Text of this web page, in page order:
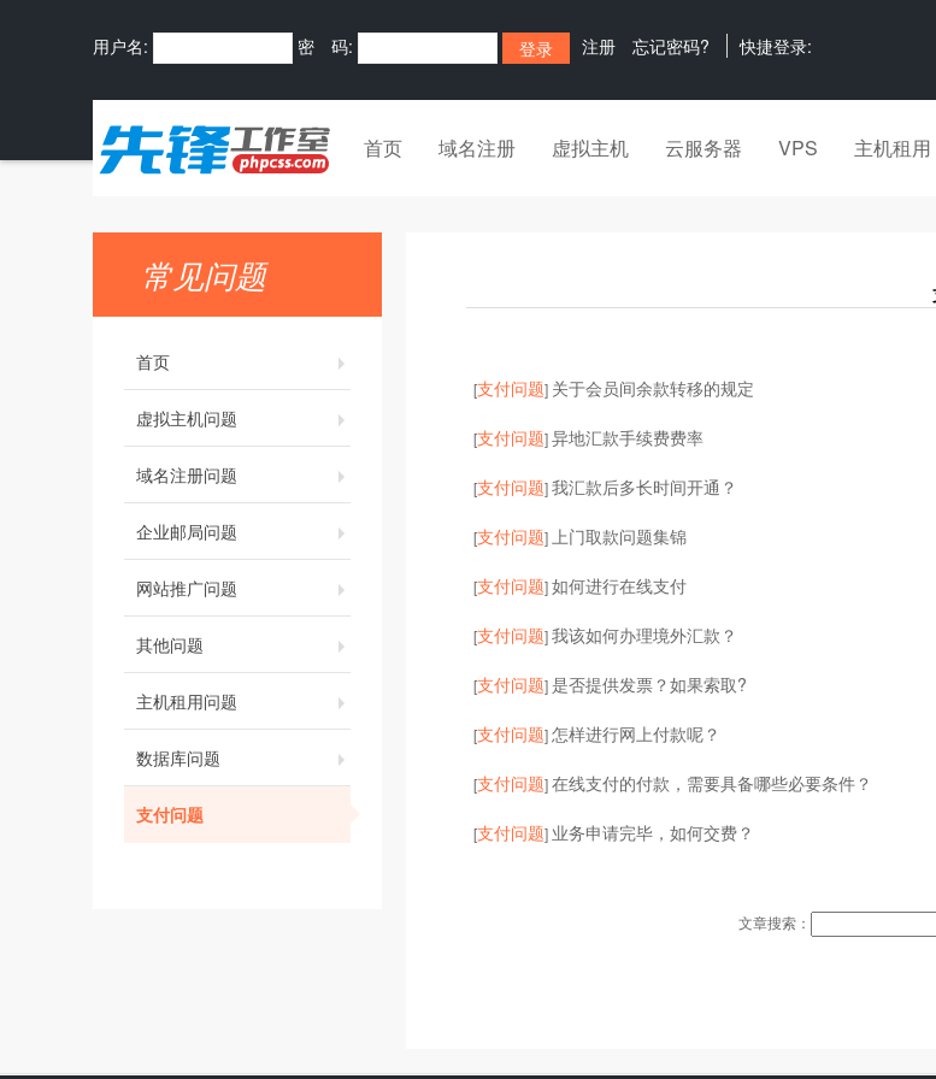
用户名: 密 码: 注册 忘记密码? 快捷登录:
首页 域名注册 虚拟主机 云服务器 VPS 主机租用
常见问题
首页
虚拟主机问题
域名注册问题
企业邮局问题
网站推广问题
其他问题
主机租用问题
数据库问题
支付问题
[支付问题] 关于会员间余款转移的规定
[支付问题]异地汇款手续费费率
[支付问题]我汇款后多长时间开通？
[支付问题]上门取款问题集锦
[支付问题]如何进行在线支付
[支付问题]我该如何办理境外汇款？
[支付问题]是否提供发票？如果索取?
[支付问题]怎样进行网上付款呢？
[支付问题]在线支付的付款，需要具备哪些必要条件？
[支付问题] 业务申请完毕，如何交费？
文章搜索：